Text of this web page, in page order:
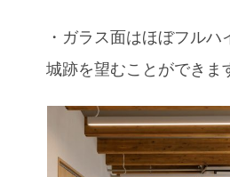
・ガラス面はほぼフル
城跡を望むことができま